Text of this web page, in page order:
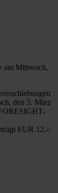
am Mittwoch,
den 5. März
EUR 12,-;